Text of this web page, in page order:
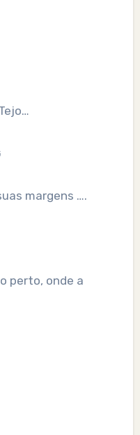
margens ….
perto, onde a